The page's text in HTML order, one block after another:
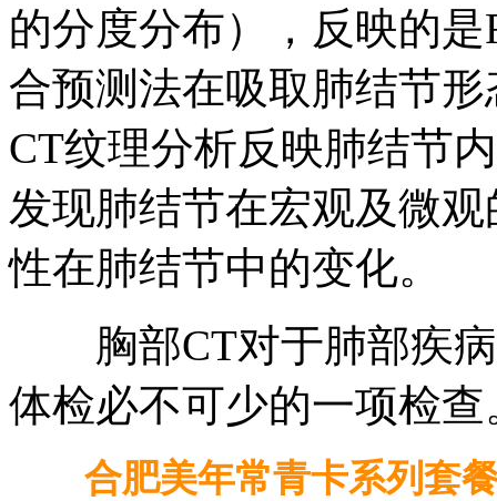
的分度分布），反映的
合预测法在吸取肺结节
CT纹理分析反映肺结节
发现肺结节在宏观及微
性在肺结节中的变化。
胸部CT对于肺部疾病
体检必不可少的一项检查
合肥美年常青卡系列套餐